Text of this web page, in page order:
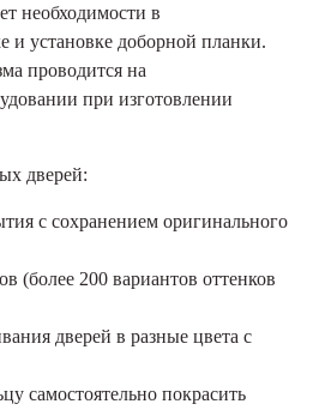
необходимости в
и установке доборной планки.
проводится на
при изготовлении
дверей:
с сохранением оригинального
(более 200 вариантов оттенков
дверей в разные цвета с
самостоятельно покрасить